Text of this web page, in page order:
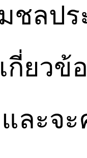
ชลป
ยวข้
ละจะ